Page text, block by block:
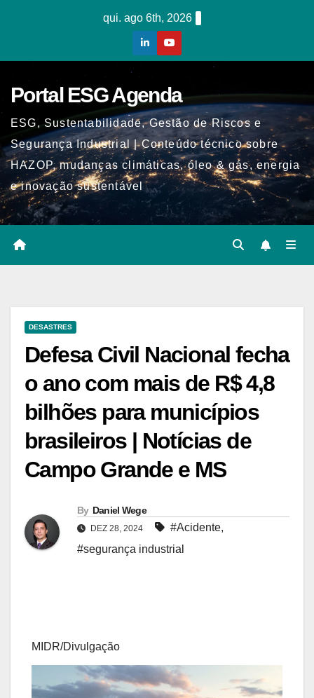
qui. ago 6th, 2026
Portal ESG Agenda
ESG, Sustentabilidade, Gestão de Riscos e
Segurança Industrial | Conteúdo técnico sobre
HAZOP, mudanças climáticas, óleo & gás, energia
e inovação sustentável
DESASTRES
Defesa Civil Nacional fecha
o ano com mais de R$ 4,8
bilhões para municípios
brasileiros | Notícias de
Campo Grande e MS
By Daniel Wege
DEZ 28, 2024 #Acidente,
#segurança industrial
MIDR/Divulgação